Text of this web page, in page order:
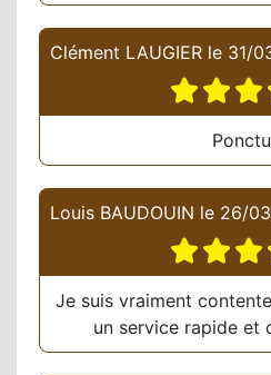
Clément LAUGIER le 31/
Louis BAUDOUIN le 26/
Je suis vraiment
un service rapide et